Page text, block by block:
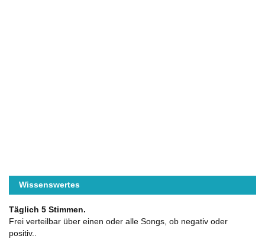
Wissenswertes
Täglich 5 Stimmen.
Frei verteilbar über einen oder alle Songs, ob negativ oder
positiv..